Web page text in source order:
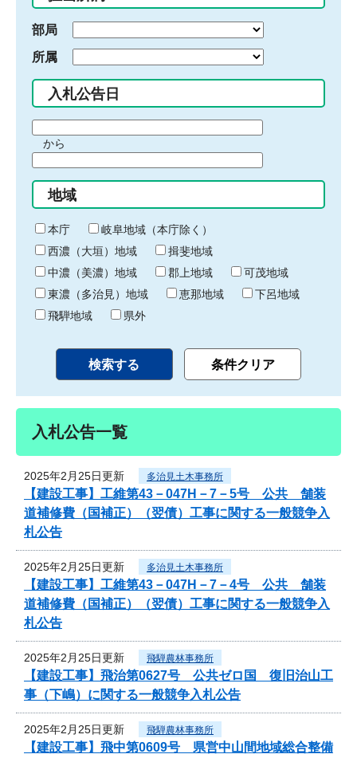
力
部局
所属
入札公告日
間
始
り
から
間
終
わ
り
地域
本庁
岐阜地域（本庁除く）
西濃（大垣）地域
揖斐地域
中濃（美濃）地域
郡上地域
可茂地域
東濃（多治見）地域
恵那地域
下呂地域
飛騨地域
県外
入札公告一覧
2025年2月25日更新 多治見土木事務所
【建設工事】工維第43－047H－7－5号 公共 舗装
道補修費（国補正）（翌債）工事に関する一般競争入
札公告
2025年2月25日更新 多治見土木事務所
【建設工事】工維第43－047H－7－4号 公共 舗装
道補修費（国補正）（翌債）工事に関する一般競争入
札公告
2025年2月25日更新 飛騨農林事務所
【建設工事】飛治第0627号 公共ゼロ国 復旧治山工
事（下嶋）に関する一般競争入札公告
2025年2月25日更新 飛騨農林事務所
【建設工事】飛中第0609号 県営中山間地域総合整備